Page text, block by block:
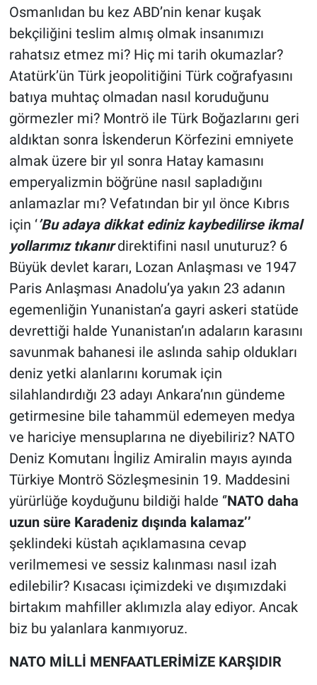
Osmanlıdan bu kez ABD’nin kenar kuşak
bekçiliğini teslim almış olmak insanımızı
rahatsız etmez mi? Hiç mi tarih okumazlar?
Atatürk’ün Türk jeopolitiğini Türk coğrafyasını
batıya muhtaç olmadan nasıl koruduğunu
görmezler mi? Montrö ile Türk Boğazlarını geri
aldıktan sonra İskenderun Körfezini emniyete
almak üzere bir yıl sonra Hatay kamasını
emperyalizmin böğrüne nasıl sapladığını
anlamazlar mı? Vefatından bir yıl önce Kıbrıs
için ‘’Bu adaya dikkat ediniz kaybedilirse ikmal
yollarımız tıkanırdirektifini nasıl unuturuz? 6
Büyük devlet kararı, Lozan Anlaşması ve 1947
Paris Anlaşması Anadolu’ya yakın 23 adanın
egemenliğin Yunanistan’a gayri askeri statüde
devrettiği halde Yunanistan’ın adaların karasını
savunmak bahanesi ile aslında sahip oldukları
deniz yetki alanlarını korumak için
silahlandırdığı 23 adayı Ankara’nın gündeme
getirmesine bile tahammül edemeyen medya
ve hariciye mensuplarına ne diyebiliriz? NATO
Deniz Komutanı İngiliz Amiralin mayıs ayında
Türkiye Montrö Sözleşmesinin 19. Maddesini
yürürlüğe koyduğunu bildiği halde ‘’NATO daha
uzun süre Karadeniz dışında kalamaz’’
şeklindeki küstah açıklamasına cevap
verilmemesi ve sessiz kalınması nasıl izah
edilebilir? Kısacası içimizdeki ve dışımızdaki
birtakım mahfiller aklımızla alay ediyor. Ancak
biz bu yalanlara kanmıyoruz.
NATO MİLLİ MENFAATLERİMİZE KARŞIDIR